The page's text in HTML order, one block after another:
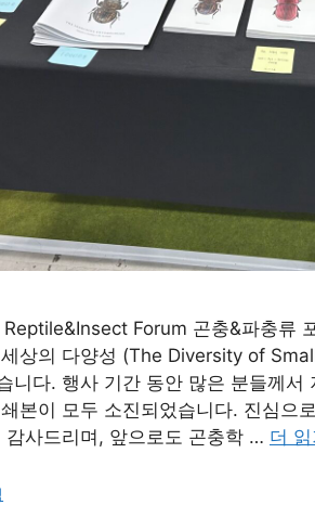
Forum 곤충&파충류
상의 다양성 (The Diversity of
니다. 행사 기간 동안 많은 분들께
본이 모두 소진되었습니다. 진심으
감사드리며, 앞으로도 곤충학 … 더 읽